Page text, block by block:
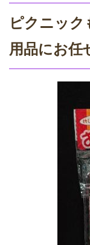
ピクニック
用品にお任